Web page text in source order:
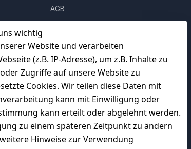
wichtig
Website und verarbeiten
(z.B. IP-Adresse), um z.B. Inhalte zu
Zugriffe auf unsere Website zu
Cookies. Wir teilen diese Daten mit
kann mit Einwilligung oder
kann erteilt oder abgelehnt werden.
zu einem späteren Zeitpunkt zu ändern
Hinweise zur Verwendung
AGB
Datenschutz
Impressum
Charity & Wohltätigkeit